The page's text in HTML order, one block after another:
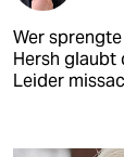
Wer
Hersh glaubt
Leider